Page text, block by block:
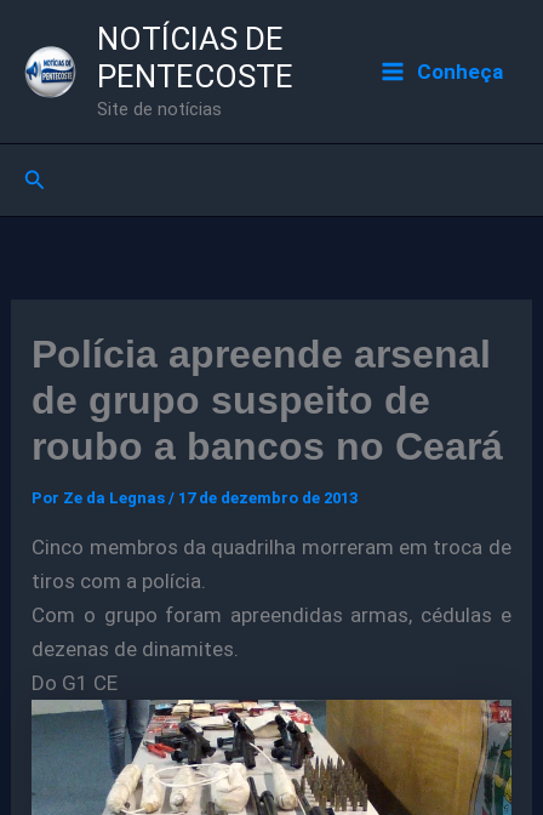
para
NOTÍCIAS DE
PENTECOSTE
Site de notícias
Conheça
Pesquisar
Polícia apreende arsenal
de grupo suspeito de
roubo a bancos no Ceará
Por Ze da Legnas/ 17 de dezembro de 2013
Cinco membros da quadrilha morreram em troca de
tiros com a polícia.
Com o grupo foram apreendidas armas, cédulas e
dezenas de dinamites.
Do G1 CE